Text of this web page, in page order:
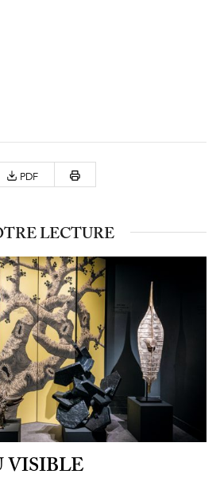
PDF
LECTURE
VISIBLE